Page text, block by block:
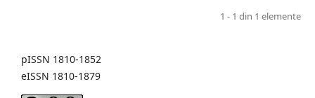
1 - 1 din 1 elemente
pISSN 1810-1852
eISSN 1810-1879